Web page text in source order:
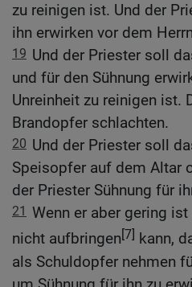
zu reinigen ist. Und der
ihn erwirken vor dem
19 Und der Priester soll
und für den Sühnung
Unreinheit zu reinigen ist.
Brandopfer schlachten.
20 Und der Priester soll
Speisopfer auf dem Altar
der Priester Sühnung für
21 Wenn er aber gering
nicht aufbringen[7] kann,
als Schuldopfer nehmen